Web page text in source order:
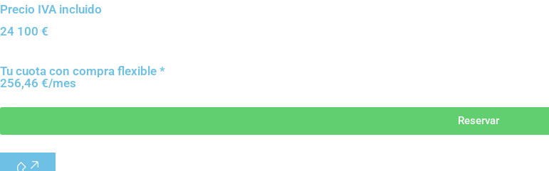
Precio IVA incluido
24 100 €
Tu cuota con compra flexible *
256,46 €/mes
Reservar